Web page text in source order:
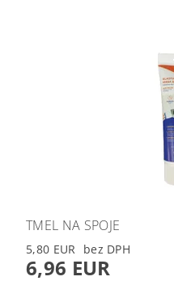
TMEL NA SPOJE
5,80 EUR
6,96 EUR